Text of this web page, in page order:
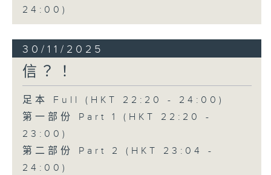
24:00)
30/11/2025
信？！
足本 Full (HKT 22:20 - 24:00)
第一部份 Part 1 (HKT 22:20 -
23:00)
第二部份 Part 2 (HKT 23:04 -
24:00)